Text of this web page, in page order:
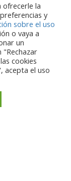
Sin
o autores y
Europea ni
ofrecerle la
y
sobre el uso
o vaya a
un
"Rechazar
cookies
acepta el uso